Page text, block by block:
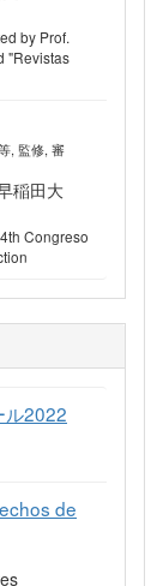
by Prof.
"Revistas
, 監修, 審
稲田大
Congreso
ル2022
de